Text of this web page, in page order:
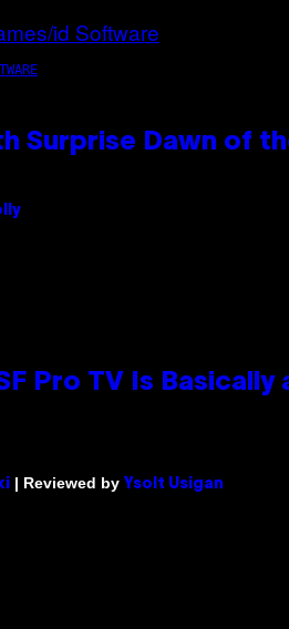
Surprise Dawn of
Pro TV Is
| Reviewed by Ysolt Usigan